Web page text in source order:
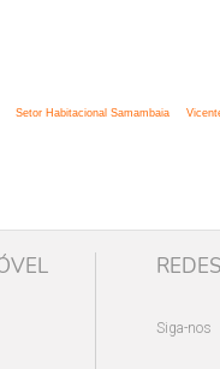
Setor Habitacional Samambaia
Siga-nos